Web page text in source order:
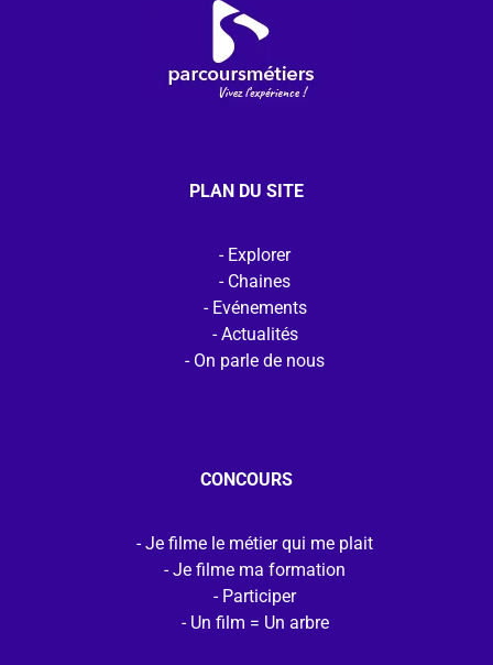
PLAN DU SITE
Explorer
Chaines
Evénements
Actualités
On parle de nous
CONCOURS
Je filme le métier qui me plait
Je filme ma formation
Participer
Un film = Un arbre